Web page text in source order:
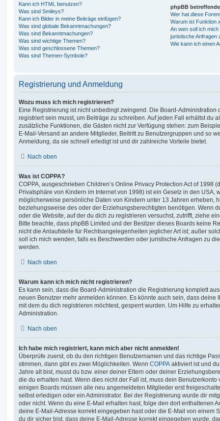
Kann ich HTML benutzen?
Was sind Smileys?
Kann ich Bilder in meine Beiträge einfügen?
Was sind globale Bekanntmachungen?
Was sind Bekanntmachungen?
Was sind wichtige Themen?
Was sind geschlossene Themen?
Was sind Themen-Symbole?
phpBB
Wer hat diese
Warum ist Funktion
An wen soll ich
juristische Anfragen
Wie kann ich einen
Registrierung und Anmeldung
Wozu muss ich mich registrieren?
Eine Registrierung ist nicht unbedingt zwingend. Die Board-Administration
registriert sein musst, um Beiträge zu schreiben. Auf jeden Fall erhältst du
zusätzliche Funktionen, die Gästen nicht zur Verfügung stehen: zum
E-Mail-Versand an andere Mitglieder, Beitritt zu Benutzergruppen und so
Anmeldung, da sie schnell erledigt ist und dir zahlreiche Vorteile bietet.
Nach oben
Was ist COPPA?
COPPA, ausgeschrieben Children’s Online Privacy Protection Act of 1998
Privatsphäre von Kindern im Internet von 1998) ist ein Gesetz in den USA,
möglicherweise persönliche Daten von Kindern unter 13 Jahren erheben,
beziehungsweise des oder der Erziehungsberechtigten benötigen. Wenn
oder die Website, auf der du dich zu registrieren versuchst, zutrifft, ziehe
Bitte beachte, dass phpBB Limited und der Besitzer dieses Boards keine
nicht die Anlaufstelle für Rechtsangelegenheiten jeglicher Art ist; außer
soll ich mich wenden, falls es Beschwerden oder juristische Anfragen zu
werden.
Nach oben
Warum kann ich mich nicht registrieren?
Es kann sein, dass die Board-Administration die Registrierung komplett
neuen Benutzer mehr anmelden können. Es könnte auch sein, dass deine
mit dem du dich registrieren möchtest, gesperrt wurden. Um Hilfe zu
Administration.
Nach oben
Ich habe mich registriert, kann mich aber nicht anmelden!
Überprüfe zuerst, ob du den richtigen Benutzernamen und das richtige
stimmen, dann gibt es zwei Möglichkeiten. Wenn COPPA aktiviert ist und
Jahre alt bist, musst du bzw. einer deiner Eltern oder deiner
die du erhalten hast. Wenn dies nicht der Fall ist, muss dein
einigen Boards müssen alle neu angemeldeten Mitglieder erst
selbst erledigen oder ein Administrator. Bei der Registrierung wurde dir
oder nicht. Wenn du eine E-Mail erhalten hast, folge den dort enthaltenen
deine E-Mail-Adresse korrekt eingegeben hast oder die E-Mail von einem
du dir sicher bist, dass deine E-Mail-Adresse korrekt eingegeben wurde,